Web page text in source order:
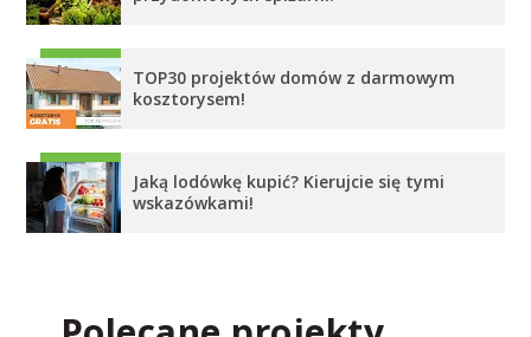
TOP30 projektów domów z darmowym
kosztorysem!
Jaką lodówkę kupić? Kierujcie się tymi
wskazówkami!